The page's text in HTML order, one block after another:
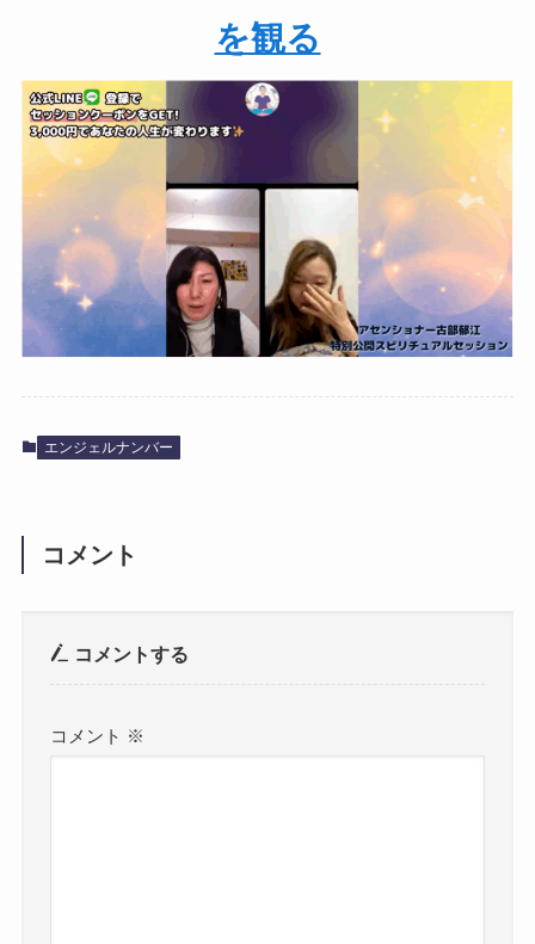
を観る
エンジェルナンバー
コメント
コメントする
コメント ※